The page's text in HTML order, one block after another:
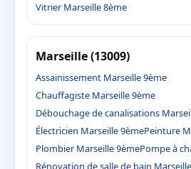
Vitrier Marseille 8ème
Marseille (13009)
Assainissement Marseille 9ème
Chauffagiste Marseille 9ème
Débouchage de canalisations
Électricien Marseille 9èmePeinture
Plombier Marseille 9èmePompe à
Rénovation de salle de bain